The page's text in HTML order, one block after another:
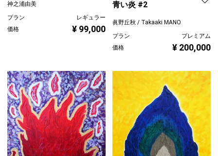
神之浦由美
プラン
レギュラー
価格
¥ 99,000
青い炎 #2
眞野丘秋 / Takaaki MANO
プラン
プレミアム
価格
¥ 200,000